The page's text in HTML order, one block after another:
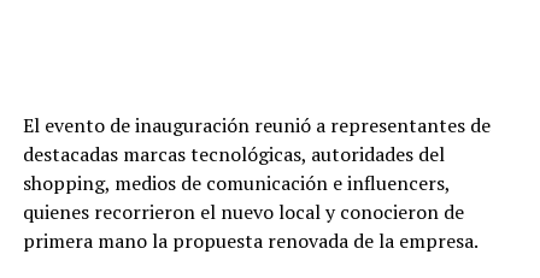
El evento de inauguración reunió a representantes de
destacadas marcas tecnológicas, autoridades del
shopping, medios de comunicación e influencers,
quienes recorrieron el nuevo local y conocieron de
primera mano la propuesta renovada de la empresa.